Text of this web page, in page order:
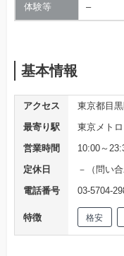
体験等 –
基本情報
アクセス
東京都目
最寄り駅
東京メト
営業時間
10:00～
定休日
－（問い合
電話番号
03-5704-
特徴 格安